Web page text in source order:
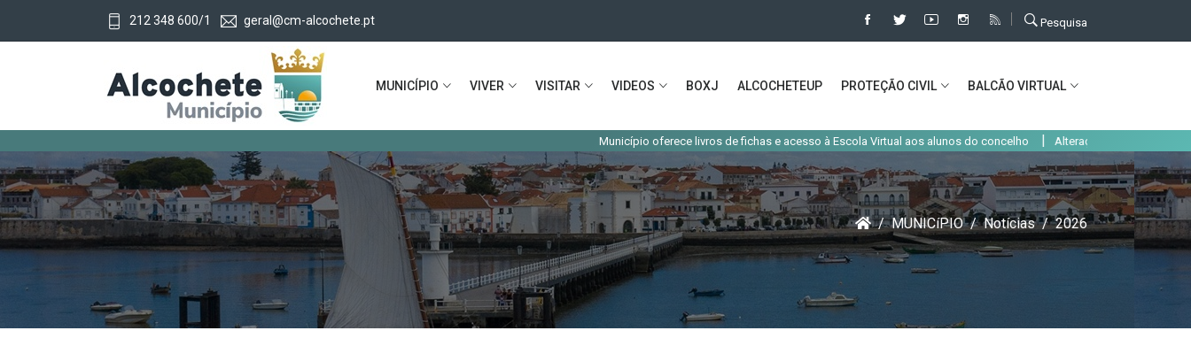
212 348 600/1 geral@cm-alcochete.pt Pesquisa
MUNICÍPIO VIVER VISITAR VIDEOS BOXJ ALCOCHETEUP PROTEÇÃO CIVIL BALCÃO VIRTUAL
Município oferece livros de fichas e acesso à Escola Virtual aos alunos do concelho | Alteração de trânsito em
MUNICíPIO Notícias 2026